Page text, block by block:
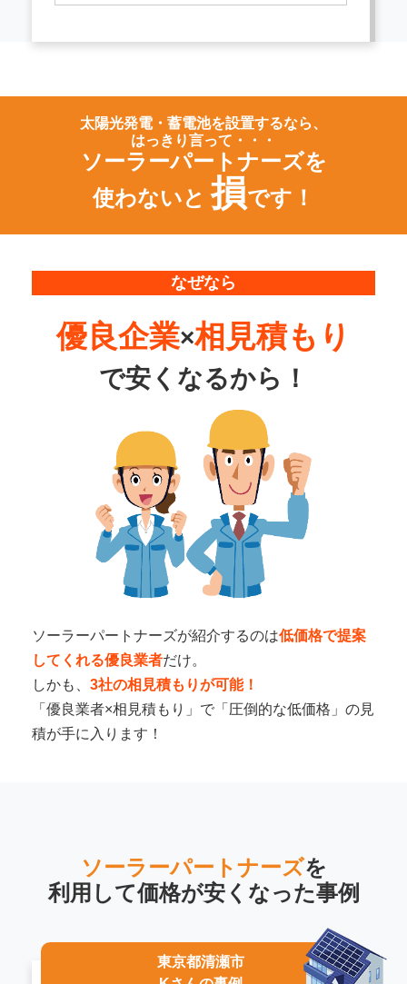
太陽光発電・蓄電池を設置するなら、
はっきり言って・・・
ソーラーパートナーズを
使わないと 損です！
なぜなら
優良企業×相見積もり
で安くなるから！
ソーラーパートナーズが紹介するのは低価格で提案
してくれる優良業者だけ。
しかも、 3社の相見積もりが可能！
「優良業者×相見積もり」で「圧倒的な低価格」の見
積が手に入ります！
ソーラーパートナーズを
利用して価格が安くなった事例
東京都清瀬市